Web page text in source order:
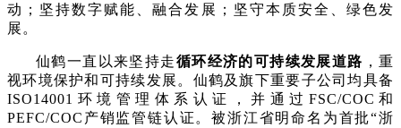
动；坚持数字赋能、融合发展； 坚守本质安全、绿色发
展 。
仙鹤一直以来坚持走循环经济的可持续发展道路 ，重
视环境保护和可持续发展。仙鹤及旗下重要子公司均具备
ISO14001 环境管理体系认证，并通过 FSC/COC 和
PEFC/COC 产销监管链认证。被浙江省明命名为首批“浙